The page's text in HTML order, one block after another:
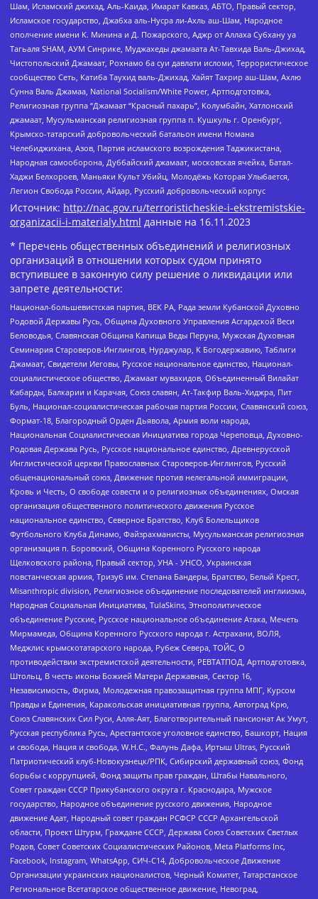
Шам, Исламский джихад, Аль-Каида, Имарат Кавказ, АБТО, Правый сектор,
Исламское государство, Джабха аль-Нусра ли-Ахль аш-Шам, Народное
ополчение имени К. Минина и Д. Пожарского, Аджр от Аллаха Субхану уа
Тагьаля SHAM, АУМ Синрике, Муджахеды джамаата Ат-Тавхида Валь-Джихад,
Чистопольский Джамаат, Рохнамо ба суи давлати исломи, Террористическое
сообщество Сеть, Катиба Таухид валь-Джихад, Хайят Тахрир аш-Шам, Ахлю
Сунна Валь Джамаа, National Socialism/White Power, Артподготовка,
Религиозная группа “Джамаат “Красный пахарь”, Колумбайн, Хатлонский
джамаат, Мусульманская религиозная группа п. Кушкуль г. Оренбург,
Крымско-татарский добровольческий батальон имени Номана
Челебиджихана, Азов, Партия исламского возрождения Таджикистана,
Народная самооборона, Дуббайский джамаат, московская ячейка, Батал-
Хаджи Белхороев, Маньяки Культ Убийц, Молодёжь Которая Улыбается,
Легион Свобода России, Айдар, Русский добровольческий корпус
Источник: http://nac.gov.ru/terroristicheskie-i-ekstremistskie-
organizacii-i-materialy.html данные на 16.11.2023
* Перечень общественных объединений и религиозных
организаций в отношении которых судом принято
вступившее в законную силу решение о ликвидации или
запрете деятельности:
Национал-большевистская партия, ВЕК РА, Рада земли Кубанской Духовно
Родовой Державы Русь, Община Духовного Управления Асгардской Веси
Беловодья, Славянская Община Капища Веды Перуна, Мужская Духовная
Семинария Староверов-Инглингов, Нурджулар, К Богодержавию, Таблиги
Джамаат, Свидетели Иеговы, Русское национальное единство, Национал-
социалистическое общество, Джамаат мувахидов, Объединенный Вилайат
Кабарды, Балкарии и Карачая, Союз славян, Ат-Такфир Валь-Хиджра, Пит
Буль, Национал-социалистическая рабочая партия России, Славянский союз,
Формат-18, Благородный Орден Дьявола, Армия воли народа,
Национальная Социалистическая Инициатива города Череповца, Духовно-
Родовая Держава Русь, Русское национальное единство, Древнерусской
Инглистической церкви Православных Староверов-Инглингов, Русский
общенациональный союз, Движение против нелегальной иммиграции,
Кровь и Честь, О свободе совести и о религиозных объединениях, Омская
организация общественного политического движения Русское
национальное единство, Северное Братство, Клуб Болельщиков
Футбольного Клуба Динамо, Файзрахманисты, Мусульманская религиозная
организация п. Боровский, Община Коренного Русского народа
Щелковского района, Правый сектор, УНА - УНСО, Украинская
повстанческая армия, Тризуб им. Степана Бандеры, Братство, Белый Крест,
Misanthropic division, Религиозное объединение последователей инглиизма,
Народная Социальная Инициатива, TulaSkins, Этнополитическое
объединение Русские, Русское национальное объединение Атака, Мечеть
Мирмамеда, Община Коренного Русского народа г. Астрахани, ВОЛЯ,
Меджлис крымскотатарского народа, Рубеж Севера, ТОЙС, О
противодействии экстремистской деятельности, РЕВТАТПОД, Артподготовка,
Штольц, В честь иконы Божией Матери Державная, Сектор 16,
Независимость, Фирма, Молодежная правозащитная группа МПГ, Курсом
Правды и Единения, Каракольская инициативная группа, Автоград Крю,
Союз Славянских Сил Руси, Алля-Аят, Благотворительный пансионат Ак Умут,
Русская республика Русь, Арестантское уголовное единство, Башкорт, Нация
и свобода, Нация и свобода, W.H.С., Фалунь Дафа, Иртыш Ultras, Русский
Патриотический клуб-Новокузнецк/РПК, Сибирский державный союз, Фонд
борьбы с коррупцией, Фонд защиты прав граждан, Штабы Навального,
Совет граждан СССР Прикубанского округа г. Краснодара, Мужское
государство, Народное объединение русского движения, Народное
движение Адат, Народный совет граждан РСФСР СССР Архангельской
области, Проект Штурм, Граждане СССР, Держава Союз Советских Светлых
Родов, Совет Советских Социалистических Районов, Meta Platforms Inc,
Facebook, Instagram, WhatsApp, СИЧ-С14, Добровольческое Движение
Организации украинских националистов, Черный Комитет, Татарстанское
Региональное Всетатарское общественное движение, Невоград,